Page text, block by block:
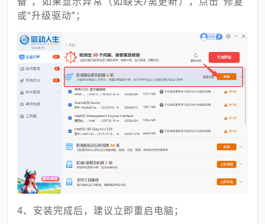
或“升级驱动”；
4、安装完成后，建议立即重启电脑；